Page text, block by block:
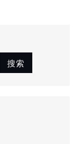
搜索